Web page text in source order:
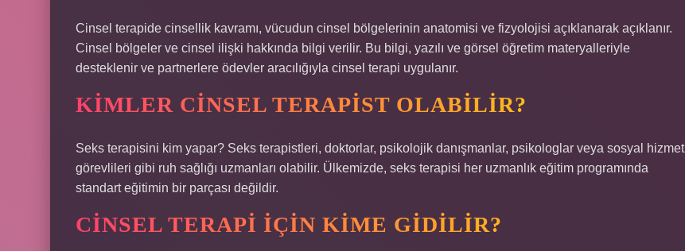
Cinsel terapide cinsellik kavramı, vücudun cinsel bölgelerinin anatomisi ve fizyolojisi açıklanarak açıklanır.
Cinsel bölgeler ve cinsel ilişki hakkında bilgi verilir. Bu bilgi, yazılı ve görsel öğretim materyalleriyle
desteklenir ve partnerlere ödevler aracılığıyla cinsel terapi uygulanır.
KIMLER CINSEL TERAPIST OLABILIR?
Seks terapisini kim yapar? Seks terapistleri, doktorlar, psikolojik danışmanlar, psikologlar veya sosyal hizmet
görevlileri gibi ruh sağlığı uzmanları olabilir. Ülkemizde, seks terapisi her uzmanlık eğitim programında
standart eğitimin bir parçası değildir.
CINSEL TERAPI IÇIN KIME GIDILIR?